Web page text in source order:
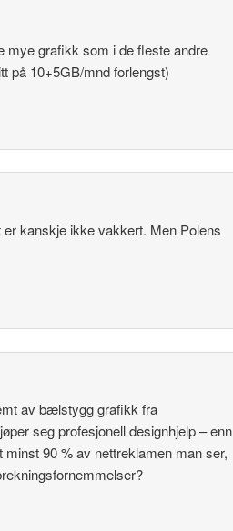
mye grafikk som i de fleste andre
på 10+5GB/mnd forlengst)
kanskje ikke vakkert. Men Polens
av bælstygg grafikk fra
seg profesjonell designhjelp – enn
90 % av nettreklamen man ser,